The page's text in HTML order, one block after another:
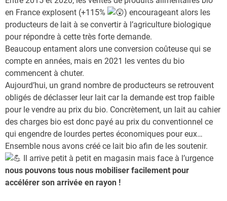
en France explosent (+115%
) encourageant alors les
producteurs de lait à se convertir à l’agriculture biologique
pour répondre à cette très forte demande.
Beaucoup entament alors une conversion coûteuse qui se
compte en années, mais en 2021 les ventes du bio
commencent à chuter.
Aujourd’hui, un grand nombre de producteurs se retrouvent
obligés de déclasser leur lait car la demande est trop faible
pour le vendre au prix du bio. Concrètement, un lait au cahier
des charges bio est donc payé au prix du conventionnel ce
qui engendre de lourdes pertes économiques pour eux…
Ensemble nous avons créé ce lait bio afin de les soutenir.
Il arrive petit à petit en magasin mais face à l’urgence
nous pouvons tous nous mobiliser facilement pour
accélérer son arrivée en rayon !